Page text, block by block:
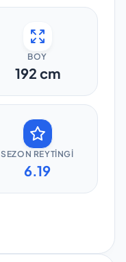
BOY
192 cm
SEZON REYTINGI
6.19